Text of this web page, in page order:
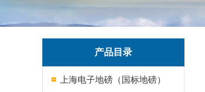
产品目录
上海电子地磅（国标地磅）